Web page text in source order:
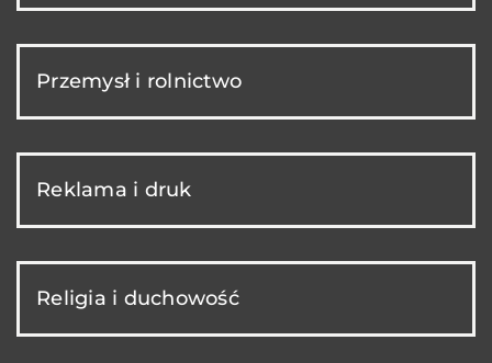
Przemysł i rolnictwo
Reklama i druk
Religia i duchowość